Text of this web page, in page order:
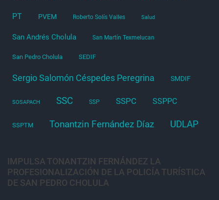
PT PVEM Roberto Solís Valles Salud
San Andrés Cholula San Martín Texmelucan
San Pedro Cholula SEDIF
Sergio Salomón Céspedes Peregrina SMDIF
SOSAPACH SSC SSP SSPC SSPPC
SSPTM Tonantzin Fernández Díaz UDLAP
IMPULSA TONANTZIN FERNÁNDEZ LA
PROFESIONALIZACIÓN DE LA POLICÍA TURÍSTICA
DE SAN PEDRO CHOLULA